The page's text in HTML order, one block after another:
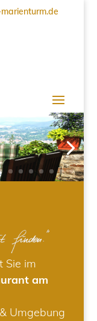
Sie im
am
Umgebung